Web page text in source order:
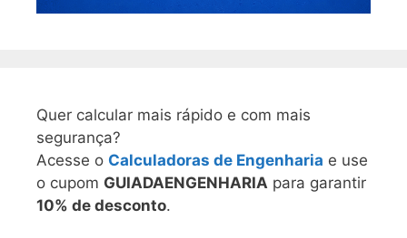
Quer calcular mais rápido e com mais
segurança?
Acesse o Calculadoras de Engenharia e use
o cupom GUIADAENGENHARIA para garantir
10% de desconto.